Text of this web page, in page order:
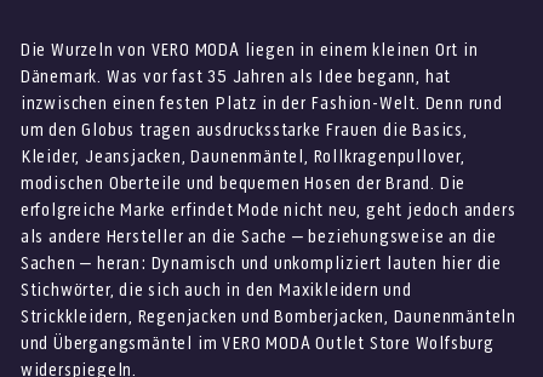
Die Wurzeln von VERO MODA liegen in einem kleinen Ort in
Dänemark. Was vor fast 35 Jahren als Idee begann, hat
inzwischen einen festen Platz in der Fashion-Welt. Denn rund
um den Globus tragen ausdrucksstarke Frauen die Basics,
Kleider, Jeansjacken, Daunenmäntel, Rollkragenpullover,
modischen Oberteile und bequemen Hosen der Brand. Die
erfolgreiche Marke erfindet Mode nicht neu, geht jedoch anders
als andere Hersteller an die Sache – beziehungsweise an die
Sachen – heran: Dynamisch und unkompliziert lauten hier die
Stichwörter, die sich auch in den Maxikleidern und
Strickkleidern, Regenjacken und Bomberjacken, Daunenmänteln
und Übergangsmäntel im VERO MODA Outlet Store Wolfsburg
widerspiegeln.